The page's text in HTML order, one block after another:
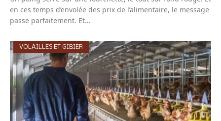
en ces temps d’envolée des prix de l’alimentaire, le message
passe parfaitement. Et…
VOLAILLES ET GIBIER